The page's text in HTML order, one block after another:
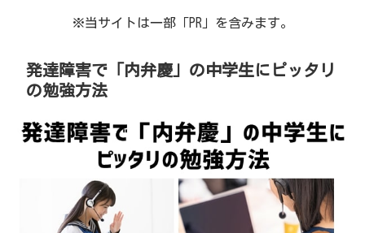
※当サイトは一部「PR」を含みます。
発達障害で「内弁慶」の中学生にピッタリ
の勉強方法